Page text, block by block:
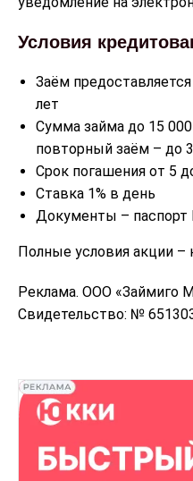
Условия
Заём
лет
Сумма займа до 15
повторный заём – до
Срок погашения от 5
Ставка 1% в день
Документы –
Полные условия акции –
Реклама. ООО «Займиго
Свидетельство: №